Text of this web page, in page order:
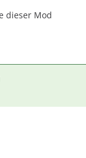
dieser Mod